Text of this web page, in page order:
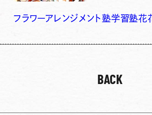
フラワーアレンジメント塾学習塾花
BACK